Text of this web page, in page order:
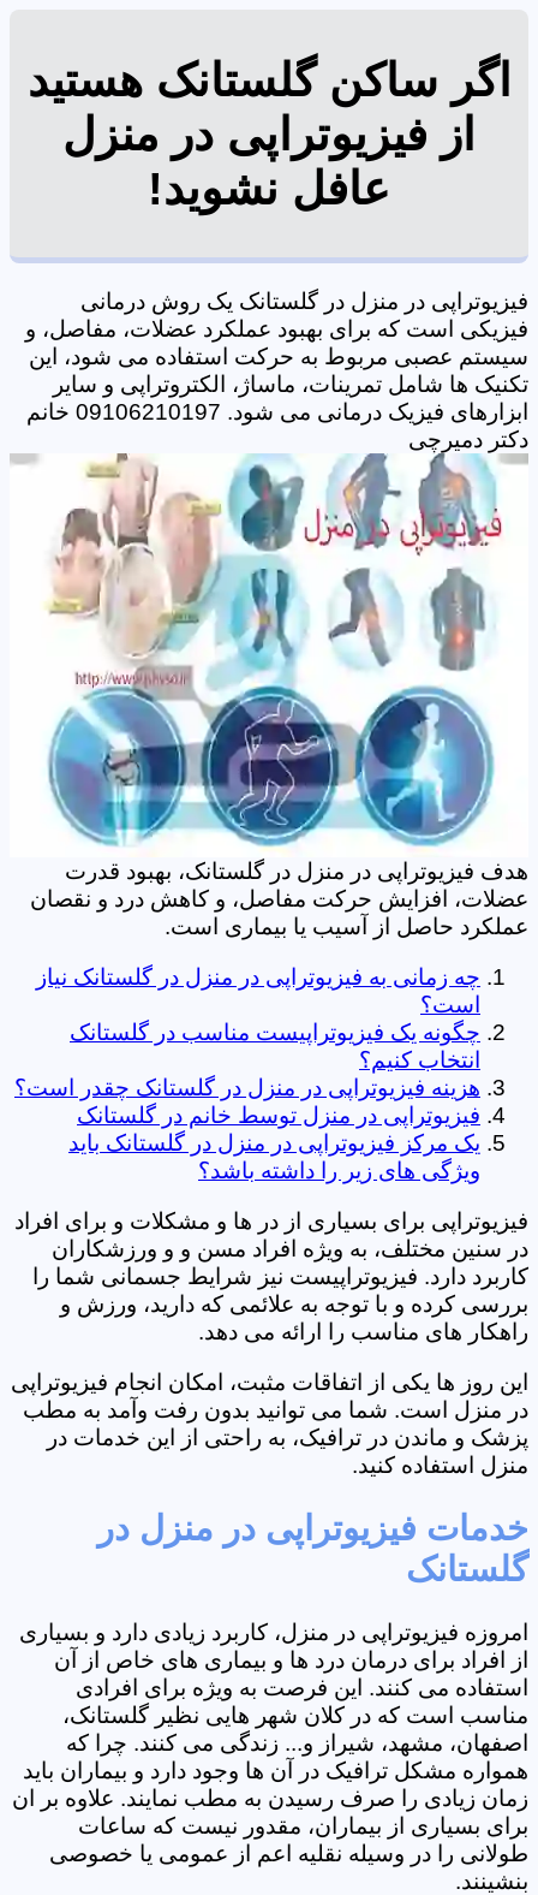
اگر ساکن گلستانک هستید
از فیزیوتراپی در منزل
عافل نشوید!
فیزیوتراپی در منزل در گلستانک یک روش درمانی
فیزیکی است که برای بهبود عملکرد عضلات، مفاصل، و
سیستم عصبی مربوط به حرکت استفاده می شود، این
تکنیک ها شامل تمرینات، ماساژ، الکتروتراپی و سایر
ابزارهای فیزیک درمانی می شود. 09106210197 خانم
دکتر دمیرچی
هدف فیزیوتراپی در منزل در گلستانک، بهبود قدرت
عضلات، افزایش حرکت مفاصل، و کاهش درد و نقصان
عملکرد حاصل از آسیب یا بیماری است.
چه زمانی به فیزیوتراپی در منزل در گلستانک نیاز
است؟
چگونه یک فیزیوتراپیست مناسب در گلستانک
انتخاب کنیم؟
هزینه فیزیوتراپی در منزل در گلستانک چقدر است؟
فیزیوتراپی در منزل توسط خانم در گلستانک
یک مرکز فیزیوتراپی در منزل در گلستانک باید
ویژگی های زیر را داشته باشد؟
فیزیوتراپی برای بسیاری از در ها و مشکلات و برای افراد
در سنین مختلف، به ویژه افراد مسن و و ورزشکاران
کاربرد دارد. فیزیوتراپیست نیز شرایط جسمانی شما را
بررسی کرده و با توجه به علائمی که دارید، ورزش و
راهکار های مناسب را ارائه می دهد.
این روز ها یکی از اتفاقات مثبت، امکان انجام فیزیوتراپی
در منزل است. شما می توانید بدون رفت وآمد به مطب
پزشک و ماندن در ترافیک، به راحتی از این خدمات در
منزل استفاده کنید.
خدمات فیزیوتراپی در منزل در
گلستانک
امروزه فیزیوتراپی در منزل، کاربرد زیادی دارد و بسیاری
از افراد برای درمان درد ها و بیماری های خاص از آن
استفاده می کنند. این فرصت به ویژه برای افرادی
مناسب است که در کلان شهر هایی نظیر گلستانک،
اصفهان، مشهد، شیراز و... زندگی می کنند. چرا که
همواره مشکل ترافیک در آن ها وجود دارد و بیماران باید
زمان زیادی را صرف رسیدن به مطب نمایند. علاوه بر ان
برای بسیاری از بیماران، مقدور نیست که ساعات
طولانی را در وسیله نقلیه اعم از عمومی یا خصوصی
بنشینند.